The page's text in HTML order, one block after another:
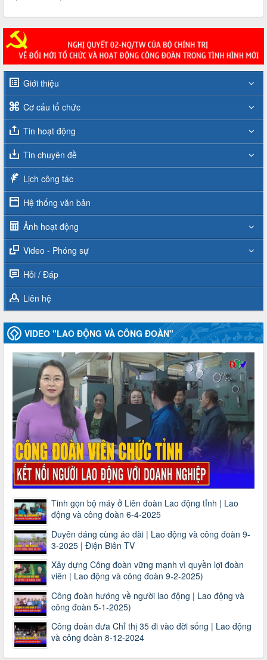
Giới thiệu
Cơ cấu tổ chức
Tin hoạt động
Tin chuyên đề
Lịch công tác
Hệ thống văn bản
Ảnh hoạt động
Video - Phóng sự
Hỏi / Đáp
Liên hệ
VIDEO "LAO ĐỘNG VÀ CÔNG ĐOÀN"
Tinh gọn bộ máy ở Liên đoàn Lao động tỉnh | Lao
động và công đoàn 6-4-2025
Duyên dáng cùng áo dài | Lao động và công đoàn 9-
3-2025 | Điện Biên TV
Xây dựng Công đoàn vững mạnh vì quyền lợi đoàn
viên | Lao động và công đoàn 9-2-2025)
Công đoàn hướng về người lao động | Lao động và
công đoàn 5-1-2025)
Công đoàn đưa Chỉ thị 35 đi vào đời sống | Lao động
và công đoàn 8-12-2024